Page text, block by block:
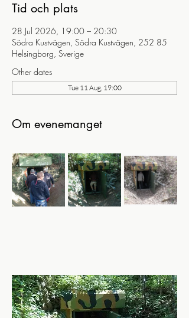
Tid och plats
28 Jul 2026, 19:00 – 20:30
Södra Kustvägen, Södra Kustvägen, 252 85
Helsingborg, Sverige
Other dates
Tue 11 Aug, 19:00
Om evenemanget